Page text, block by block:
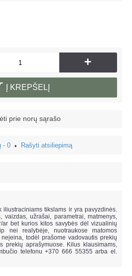
+
Į KREPŠELĮ
prie norų sąrašo
- 0 • Rašyti atsiliepimą
iliustraciniams tikslams ir yra pavyzdinės.
vaizdas, užrašai, parametrai, matmenys,
ar bet kurios kitos savybės dėl vizualinių
nei realybėje, nuotraukose matomos
todėl prašome vadovautis prekių
prekių aprašymuose. Kilus klausimams,
telefonu +370 666 55355 arba el.